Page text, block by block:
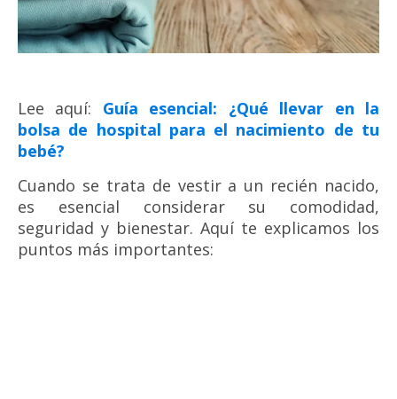
Lee aquí: Guía esencial: ¿Qué llevar en la
bolsa de hospital para el nacimiento de tu
bebé?
Cuando se trata de vestir a un recién nacido,
es esencial considerar su comodidad,
seguridad y bienestar. Aquí te explicamos los
puntos más importantes: